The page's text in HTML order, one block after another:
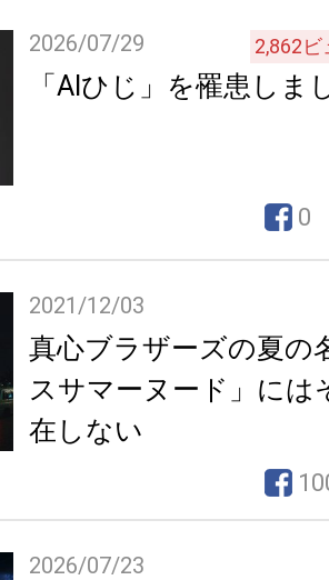
2026/07/29 2,862ビ
「AIひじ」を罹患しま
0
2021/12/03
真心ブラザーズの夏の
スサマーヌード」には
在しない
2026/07/23